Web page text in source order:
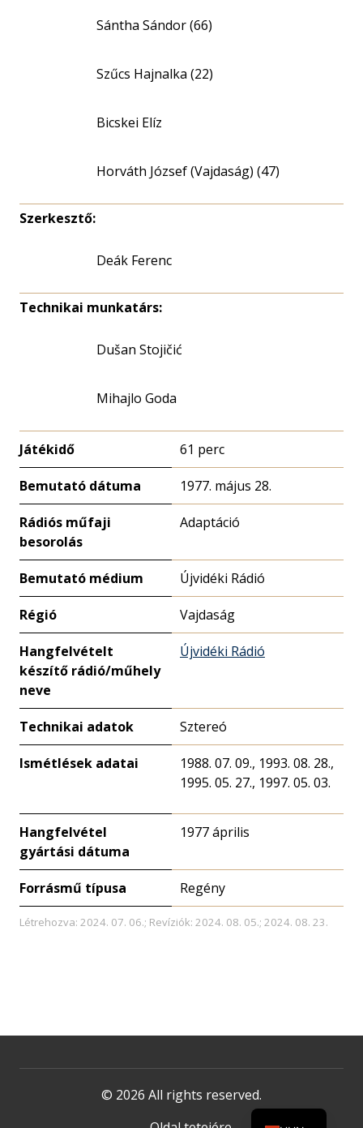
Sántha Sándor (66)
Szűcs Hajnalka (22)
Bicskei Elíz
Horváth József (Vajdaság) (47)
Szerkesztő:
Deák Ferenc
Technikai munkatárs:
Dušan Stojičić
Mihajlo Goda
Játékidő 61 perc
Bemutató dátuma 1977. május 28.
Rádiós műfaji
besorolás
Adaptáció
Bemutató médium Újvidéki Rádió
Régió Vajdaság
Hangfelvételt
készítő rádió/műhely
neve
Újvidéki Rádió
Technikai adatok Sztereó
Ismétlések adatai
1988. 07. 09., 1993. 08. 28.,
1995. 05. 27., 1997. 05. 03.
Hangfelvétel
gyártási dátuma
1977 április
Forrásmű típusa Regény
Létrehozva: 2024. 07. 06.; Revíziók: 2024. 08. 05.; 2024. 08. 23.
© 2026 All rights reserved.